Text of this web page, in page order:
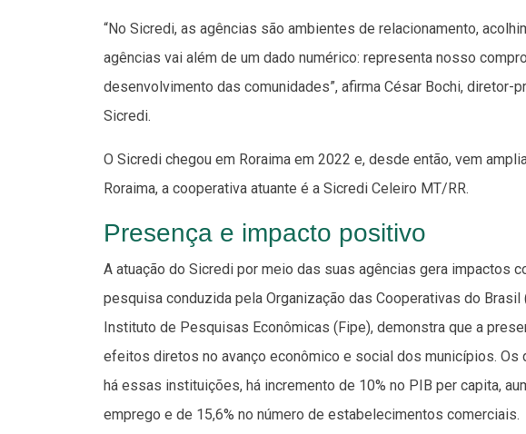
“No Sicredi, as agências são ambientes de relacionamento,
agências vai além de um dado numérico: representa nosso
desenvolvimento das comunidades”, afirma César Bochi, diretor-
Sicredi.
O Sicredi chegou em Roraima em 2022 e, desde então, vem
Roraima, a cooperativa atuante é a Sicredi Celeiro MT/RR.
Presença e impacto positivo
A atuação do Sicredi por meio das suas agências gera impactos
pesquisa conduzida pela Organização das Cooperativas do Brasil
Instituto de Pesquisas Econômicas (Fipe), demonstra que a
efeitos diretos no avanço econômico e social dos municípios. Os
há essas instituições, há incremento de 10% no PIB per capita,
emprego e de 15,6% no número de estabelecimentos comerciais.